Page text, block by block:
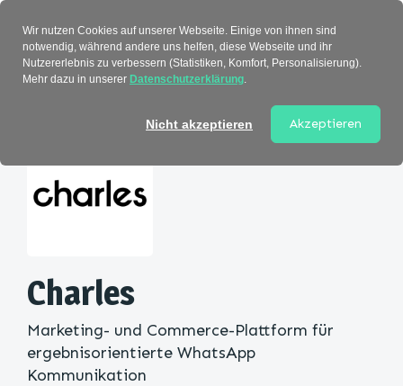
Charles
Marketing- und Commerce-Plattform für
ergebnisorientierte WhatsApp
Kommunikation
Wir nutzen Cookies auf unserer Webseite. Einige von ihnen sind
notwendig, während andere uns helfen, diese Webseite und ihr
Nutzererlebnis zu verbessern (Statistiken, Komfort, Personalisierung).
Mehr dazu in unserer Datenschutzerklärung.
Nicht akzeptieren Akzeptieren